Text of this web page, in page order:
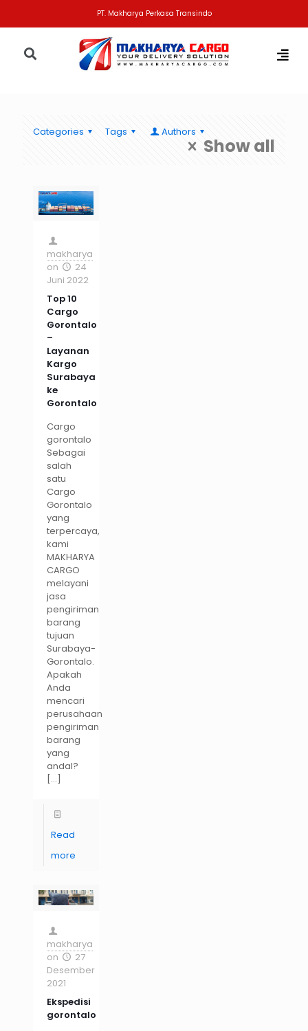
PT. Makharya Perkasa Transindo
Categories Tags Authors
Show all
makharya
on
24
Juni 2022
Top 10
Cargo
Gorontalo
–
Layanan
Kargo
Surabaya
ke
Gorontalo
Cargo
gorontalo
Sebagai
salah
satu
Cargo
Gorontalo
yang
terpercaya,
kami
MAKHARYA
CARGO
melayani
jasa
pengiriman
barang
tujuan
Surabaya-
Gorontalo.
Apakah
Anda
mencari
perusahaan
pengiriman
barang
yang
andal?
[…]
Read
more
makharya
on
27
Desember
2021
Ekspedisi
gorontalo